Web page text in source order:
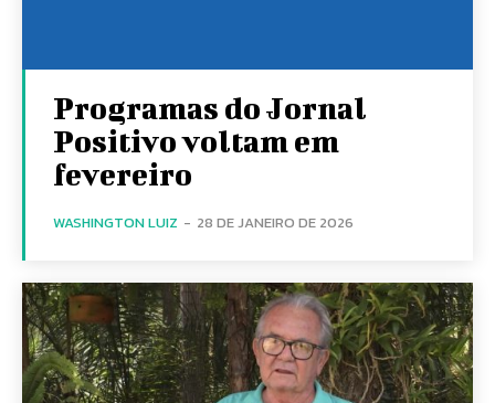
Programas do Jornal
Positivo voltam em
fevereiro
WASHINGTON LUIZ - 28 DE JANEIRO DE 2026